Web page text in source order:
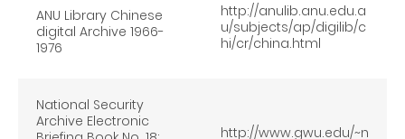
ANU Library Chinese
digital Archive 1966-
1976
http://anulib.anu.edu.a
u/subjects/ap/digilib/c
hi/cr/china.html
National Security
Archive Electronic
http://www.gwu.edu/~n